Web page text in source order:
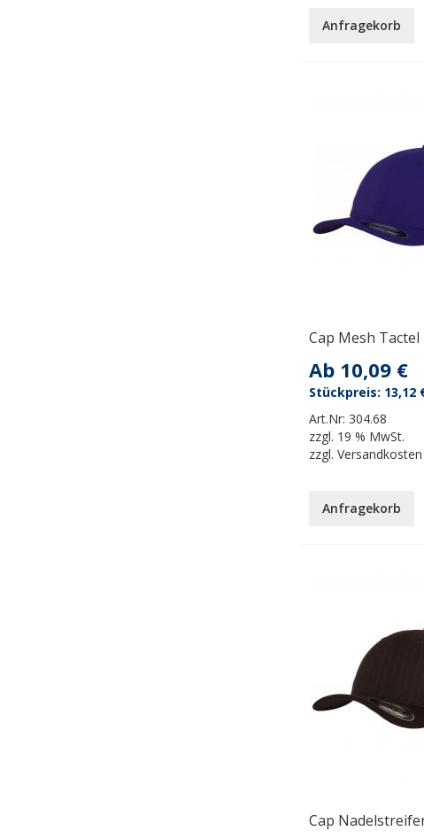
Anfragekorb
Cap Mesh Tactel
Ab 10,09 €
Art.Nr: 304.68
zzgl. 19 % MwSt.
zzgl. Versandkosten
13,12
Anfragekorb
Cap